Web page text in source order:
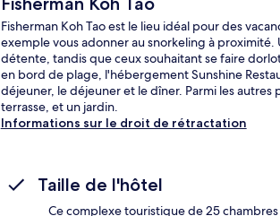
Fisherman Koh Tao est le lieu idéal pour des
exemple vous adonner au snorkeling à
détente, tandis que ceux souhaitant se faire
en bord de plage, l'hébergement Sunshine
déjeuner, le déjeuner et le dîner. Parmi les
terrasse, et un jardin.
Informations sur le droit de rétractation
Taille de l'hôtel
Ce complexe touristique de 25 chambres